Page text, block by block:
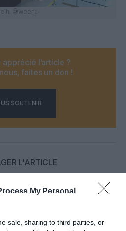
My Personal
sale, sharing to third parties, or
@Weena
apprécié l’article ?
faites un don !
SOUTENIR
L'ARTICLE